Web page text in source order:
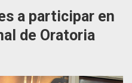
a participar en
de Oratoria